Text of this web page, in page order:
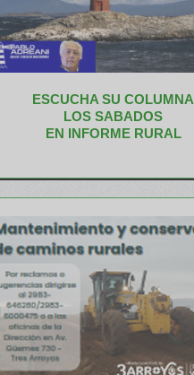
ESCUCHA SU COLUMNA
LOS SABADOS
EN INFORME RURAL